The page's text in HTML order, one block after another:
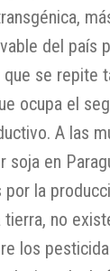
del país
se repite
ocupa el
A las
soja en
por la
no
los